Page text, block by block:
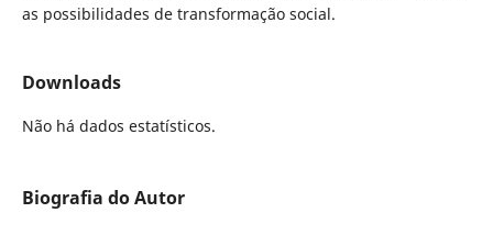
as possibilidades de transformação social.
Downloads
Não há dados estatísticos.
Biografia do Autor